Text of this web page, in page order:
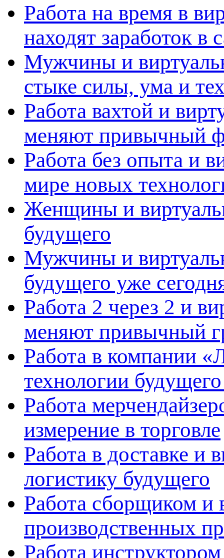
Работа на время в
находят заработок
Мужчины и
стыке силы, ума и
Работа вахтой и
меняют привычный
Работа без опыта и
мире новых
Женщины и
будущего
Мужчины и
будущего уже
Работа 2 через 2 и
меняют привычный
Работа в компании
технологии
Работа
измерение в торговле
Работа в доставке и
логистику будущего
Работа сборщиком и
производственных
Работа